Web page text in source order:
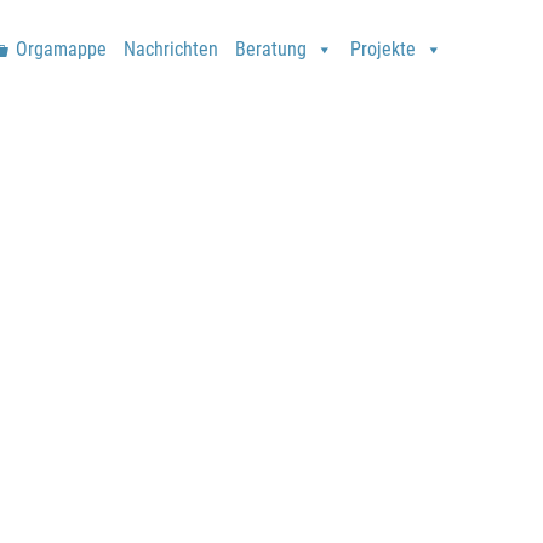
Orgamappe Nachrichten Beratung Projekte